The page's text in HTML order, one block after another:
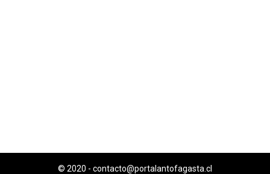
© 2020 - contacto@portalantofagasta.cl